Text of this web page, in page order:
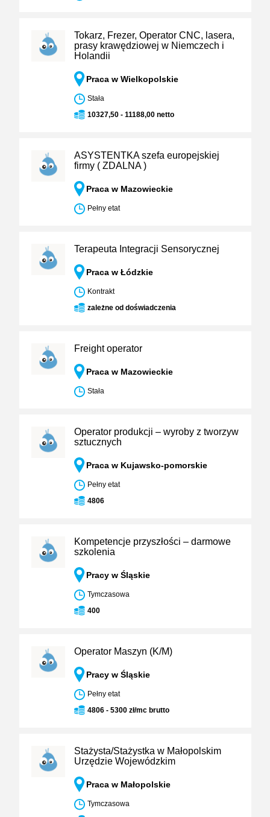
Tokarz, Frezer, Operator CNC, lasera,
prasy krawędziowej w Niemczech i
Holandii
Praca w Wielkopolskie
Stała
10327,50 - 11188,00 netto
ASYSTENTKA szefa europejskiej
firmy ( ZDALNA )
Praca w Mazowieckie
Pełny etat
Terapeuta Integracji Sensorycznej
Praca w Łódzkie
Kontrakt
zależne od doświadczenia
Freight operator
Praca w Mazowieckie
Stała
Operator produkcji – wyroby z tworzyw
sztucznych
Praca w Kujawsko-pomorskie
Pełny etat
4806
Kompetencje przyszłości – darmowe
szkolenia
Pracy w Śląskie
Tymczasowa
400
Operator Maszyn (K/M)
Pracy w Śląskie
Pełny etat
4806 - 5300 zł/mc brutto
Stażysta/Stażystka w Małopolskim
Urzędzie Wojewódzkim
Praca w Małopolskie
Tymczasowa